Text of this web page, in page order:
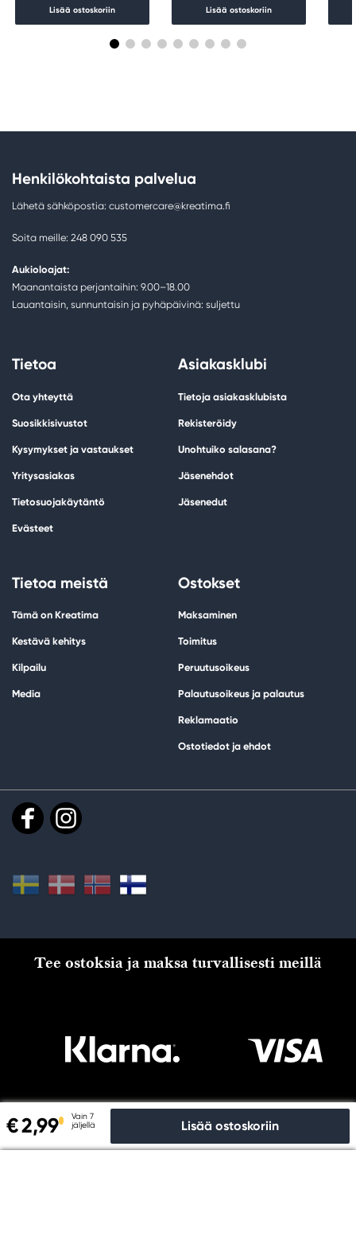
€ 2,99
Vain 7
jäljellä
Lisää ostoskoriin
Lisää ostoskoriin Lisää ostoskoriin
Henkilökohtaista palvelua
Lähetä sähköpostia: customercare@kreatima.fi
Soita meille: 248 090 535
Aukioloajat:
Maanantaista perjantaihin: 9.00–18.00
Lauantaisin, sunnuntaisin ja pyhäpäivinä: suljettu
Tietoa
Ota yhteyttä
Suosikkisivustot
Kysymykset ja vastaukset
Yritysasiakas
Tietosuojakäytäntö
Evästeet
Asiakasklubi
Tietoja asiakasklubista
Rekisteröidy
Unohtuiko salasana?
Jäsenehdot
Jäsenedut
Tietoa meistä
Tämä on Kreatima
Kestävä kehitys
Kilpailu
Media
Ostokset
Maksaminen
Toimitus
Peruutusoikeus
Palautusoikeus ja palautus
Reklamaatio
Ostotiedot ja ehdot
Tee ostoksia ja maksa turvallisesti meillä